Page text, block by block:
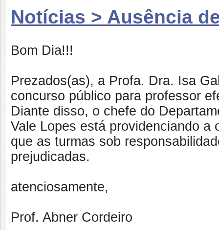
Notícias > Ausência
Bom Dia!!!
Prezados(as), a Profa. Dra. Isa
concurso público para professor
Diante disso, o chefe do
Vale Lopes está providenciando
que as turmas sob
prejudicadas.
atenciosamente,
Prof. Abner Cordeiro